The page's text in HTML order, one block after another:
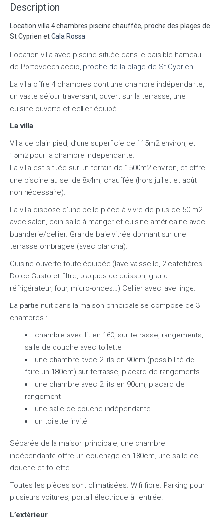
Description
Location villa 4 chambres piscine chauffée, proche des plages de
St Cyprien etCala Rossa
Location villa avec piscine située dans le paisible hameau
de Portovecchiaccio, proche de la plage de St Cyprien.
La villa offre 4 chambres dont une chambre indépendante,
un vaste séjour traversant, ouvert sur la terrasse, une
cuisine ouverte et cellier équipé.
La villa
Villa de plain pied, d’une superficie de 115m2 environ, et
15m2 pour la chambre indépendante.
La villa est située sur un terrain de 1500m2 environ, et offre
une piscine au sel de 8x4m, chauffée (hors juillet et août
non nécessaire).
La villa dispose d’une belle pièce à vivre de plus de 50 m2
avec salon, coin salle à manger et cuisine américaine avec
buanderie/cellier. Grande baie vitrée donnant sur une
terrasse ombragée (avec plancha).
Cuisine ouverte toute équipée (lave vaisselle, 2 cafetières
Dolce Gusto et filtre, plaques de cuisson, grand
réfrigérateur, four, micro-ondes…) Cellier avec lave linge.
La partie nuit dans la maison principale se compose de 3
chambres :
chambre avec lit en 160, sur terrasse, rangements,
salle de douche avec toilette
une chambre avec 2 lits en 90cm (possibilité de
faire un 180cm) sur terrasse, placard de rangements
une chambre avec 2 lits en 90cm, placard de
rangement
une salle de douche indépendante
un toilette invité
Séparée de la maison principale, une chambre
indépendante offre un couchage en 180cm, une salle de
douche et toilette.
Toutes les pièces sont climatisées. Wifi fibre. Parking pour
plusieurs voitures, portail électrique à l’entrée.
L’extérieur